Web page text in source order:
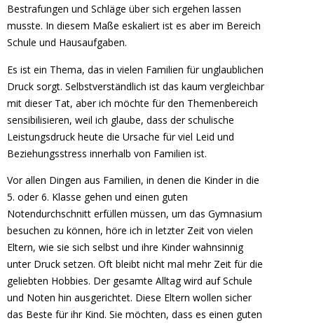
Bestrafungen und Schläge über sich ergehen lassen
musste. In diesem Maße eskaliert ist es aber im Bereich
Schule und Hausaufgaben.
Es ist ein Thema, das in vielen Familien für unglaublichen
Druck sorgt. Selbstverständlich ist das kaum vergleichbar
mit dieser Tat, aber ich möchte für den Themenbereich
sensibilisieren, weil ich glaube, dass der schulische
Leistungsdruck heute die Ursache für viel Leid und
Beziehungsstress innerhalb von Familien ist.
Vor allen Dingen aus Familien, in denen die Kinder in die
5. oder 6. Klasse gehen und einen guten
Notendurchschnitt erfüllen müssen, um das Gymnasium
besuchen zu können, höre ich in letzter Zeit von vielen
Eltern, wie sie sich selbst und ihre Kinder wahnsinnig
unter Druck setzen. Oft bleibt nicht mal mehr Zeit für die
geliebten Hobbies. Der gesamte Alltag wird auf Schule
und Noten hin ausgerichtet. Diese Eltern wollen sicher
das Beste für ihr Kind. Sie möchten, dass es einen guten